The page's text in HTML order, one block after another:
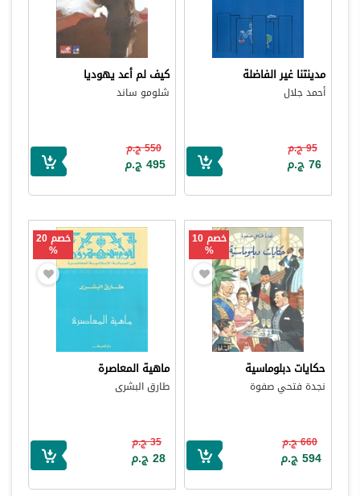
مدينتنا غير الفاضلة
أحمد جلال
95 ج.م
76 ج.م
كيف لم أعد يهوديا
شلومو ساند
550 ج.م
495 ج.م
خصم 10
%
حكايات دبلوماسية
نجدة فتحي صفوة
660 ج.م
594 ج.م
خصم 20
%
ماهية المعاصرة
طارق البشرى
35 ج.م
28 ج.م